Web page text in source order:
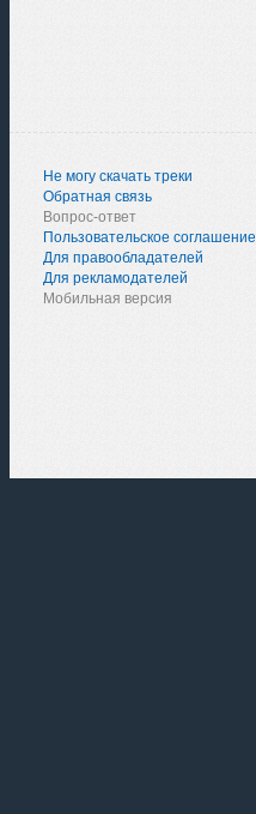
Не могу скачать треки
Обратная связь
Вопрос-ответ
Пользовательское соглашение
Для правообладателей
Для рекламодателей
Мобильная версия